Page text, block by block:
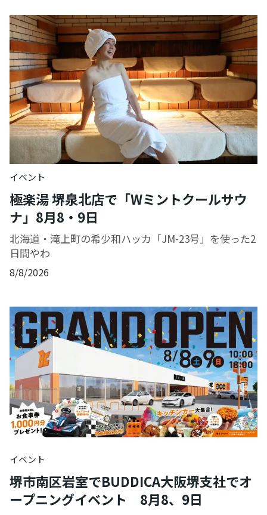
イベント
極楽湯 堺泉北店で「Wミントクールサウ
ナ」8月8・9日
北海道・滝上町の希少和ハッカ「JM-23号」を使った2
日間やわ
8/8/2026
イベント
堺市南区岩室でBUDDICA大阪堺支社でオ
ープニングイベント 8月8、9日